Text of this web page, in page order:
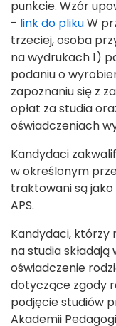
punkcie. Wzór
- link do plikuW
trzeciej, osoba
na wydrukach 1)
podaniu o
zapoznaniu się z
opłat za studia
oświadczeniach
Kandydaci
w określonym
traktowani są
APS.
Kandydaci, którzy
na studia
oświadczenie
dotyczące zgody
podjęcie studiów
Akademii